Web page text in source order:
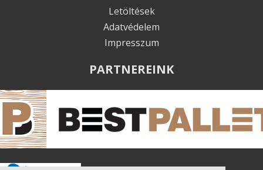
Letöltések
Adatvédelem
Impresszum
PARTNEREINK